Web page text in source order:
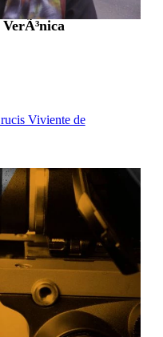
Viviente de